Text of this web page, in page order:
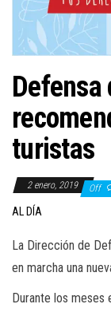
Defensa
turistas
2 enero, 2019 Off
AL DÍA
La Dirección de
en marcha una
Durante los meses